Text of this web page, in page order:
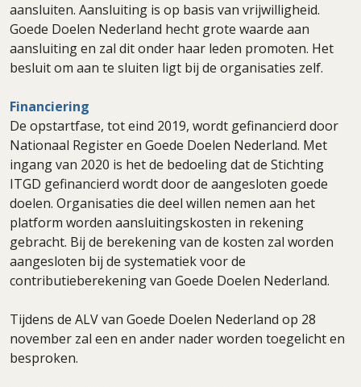
aansluiten. Aansluiting is op basis van vrijwilligheid.
Goede Doelen Nederland hecht grote waarde aan
aansluiting en zal dit onder haar leden promoten. Het
besluit om aan te sluiten ligt bij de organisaties zelf.
Financiering
De opstartfase, tot eind 2019, wordt gefinancierd door
Nationaal Register en Goede Doelen Nederland. Met
ingang van 2020 is het de bedoeling dat de Stichting
ITGD gefinancierd wordt door de aangesloten goede
doelen. Organisaties die deel willen nemen aan het
platform worden aansluitingskosten in rekening
gebracht. Bij de berekening van de kosten zal worden
aangesloten bij de systematiek voor de
contributieberekening van Goede Doelen Nederland.
Tijdens de ALV van Goede Doelen Nederland op 28
november zal een en ander nader worden toegelicht en
besproken.